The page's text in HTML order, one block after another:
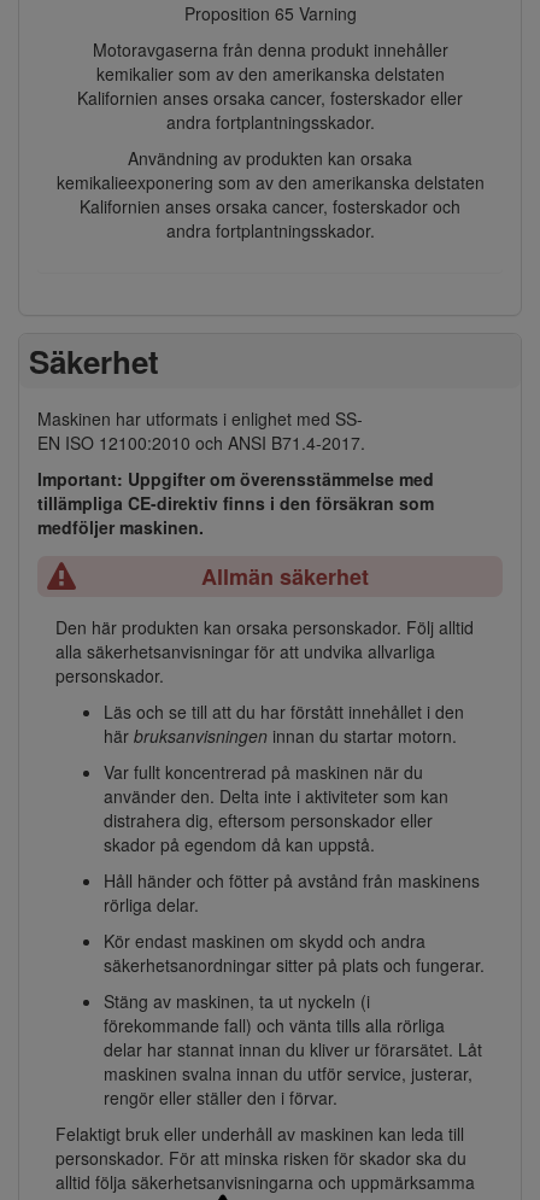
Proposition 65 Varning
Motoravgaserna från denna produkt innehåller
kemikalier som av den amerikanska delstaten
Kalifornien anses orsaka cancer, fosterskador eller
andra fortplantningsskador.
Användning av produkten kan orsaka
kemikalieexponering som av den amerikanska delstaten
Kalifornien anses orsaka cancer, fosterskador och
andra fortplantningsskador.
Säkerhet
Maskinen har utformats i enlighet med SS-
EN ISO 12100:2010 och ANSI B71.4-2017.
Important: Uppgifter om överensstämmelse med
tillämpliga CE-direktiv finns i den försäkran som
medföljer maskinen.
Allmän säkerhet
Den här produkten kan orsaka personskador. Följ alltid
alla säkerhetsanvisningar för att undvika allvarliga
personskador.
Läs och se till att du har förstått innehållet i den
här bruksanvisningen innan du startar motorn.
Var fullt koncentrerad på maskinen när du
använder den. Delta inte i aktiviteter som kan
distrahera dig, eftersom personskador eller
skador på egendom då kan uppstå.
Håll händer och fötter på avstånd från maskinens
rörliga delar.
Kör endast maskinen om skydd och andra
säkerhetsanordningar sitter på plats och fungerar.
Stäng av maskinen, ta ut nyckeln (i
förekommande fall) och vänta tills alla rörliga
delar har stannat innan du kliver ur förarsätet. Låt
maskinen svalna innan du utför service, justerar,
rengör eller ställer den i förvar.
Felaktigt bruk eller underhåll av maskinen kan leda till
personskador. För att minska risken för skador ska du
alltid följa säkerhetsanvisningarna och uppmärksamma